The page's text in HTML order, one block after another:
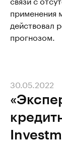
применения
действовал
прогнозом.
30.05.2022